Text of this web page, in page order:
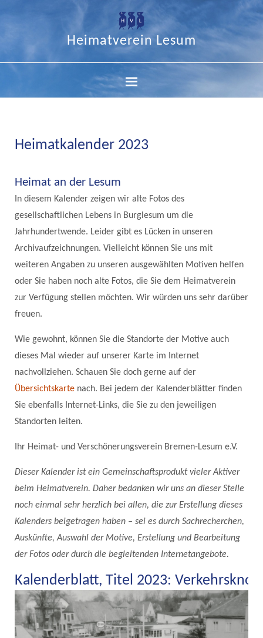
Heimatverein Lesum
Heimatkalender 2023
Heimat an der Lesum
In diesem Kalender zeigen wir alte Fotos des
gesellschaftlichen Lebens in Burglesum um die
Jahrhundertwende. Leider gibt es Lücken in unseren
Archivaufzeichnungen. Vielleicht können Sie uns mit
weiteren Angaben zu unseren ausgewählten Motiven helfen
oder Sie haben noch alte Fotos, die Sie dem Heimatverein
zur Verfügung stellen möchten. Wir würden uns sehr darüber
freuen.
Wie gewohnt, können Sie die Standorte der Motive auch
dieses Mal wieder auf unserer Karte im Internet
nachvollziehen. Schauen Sie doch gerne auf der
Übersichtskarte nach. Bei jedem der Kalenderblätter finden
Sie ebenfalls Internet-Links, die Sie zu den jeweiligen
Standorten leiten.
Ihr Heimat- und Verschönerungsverein Bremen-Lesum e.V.
Dieser Kalender ist ein Gemeinschaftsprodukt vieler Aktiver
beim Heimatverein. Daher bedanken wir uns an dieser Stelle
noch einmal sehr herzlich bei allen, die zur Erstellung dieses
Kalenders beigetragen haben – sei es durch Sachrecherchen,
Auskünfte, Auswahl der Motive, Erstellung und Bearbeitung
der Fotos oder durch die begleitenden Internetangebote.
Kalenderblatt, Titel 2023: